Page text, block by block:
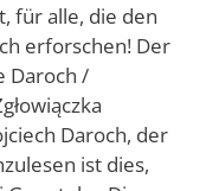
für alle, die den
erforschen! Der
Daroch /
Daroch, der
ist dies,